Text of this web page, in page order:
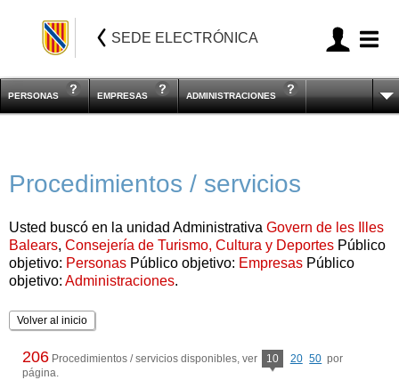
SEDE ELECTRÓNICA
PERSONAS EMPRESAS ADMINISTRACIONES
Procedimientos / servicios
Usted buscó en la unidad Administrativa Govern de les Illes
Balears, Consejería de Turismo, Cultura y Deportes Público
objetivo: Personas Público objetivo: Empresas Público
objetivo: Administraciones.
Volver al inicio
206 Procedimientos / servicios disponibles, ver 10 20 50 por
página.